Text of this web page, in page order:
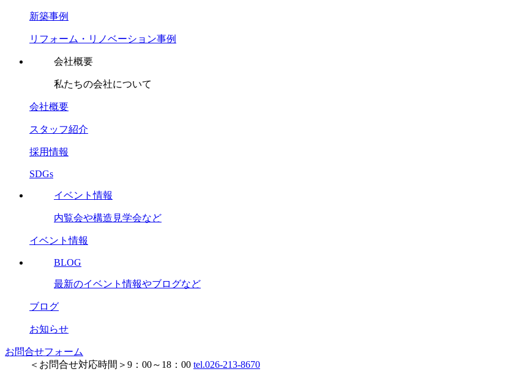
新築事例
リフォーム・リノベーション事例
会社概要
私たちの会社について
会社概要
スタッフ紹介
採用情報
SDGs
イベント情報
内覧会や構造見学会など
イベント情報
BLOG
最新のイベント情報やブログなど
ブログ
お知らせ
お問合せフォーム
＜お問合せ対応時間＞9：00～18：00 tel.026-213-8670